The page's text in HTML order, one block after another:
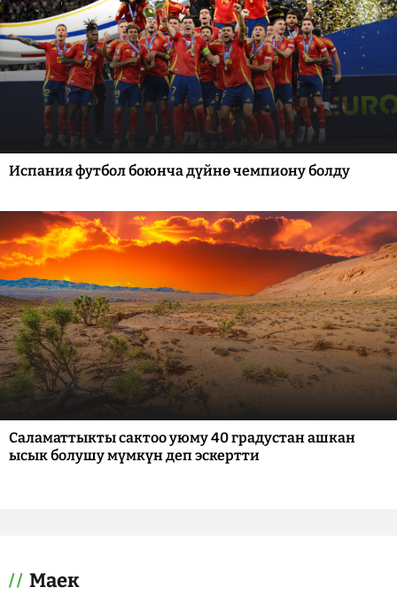
Испания футбол боюнча дүйнө чемпиону болду
Саламаттыкты сактоо уюму 40 градустан ашкан
ысык болушу мүмкүн деп эскертти
Маек